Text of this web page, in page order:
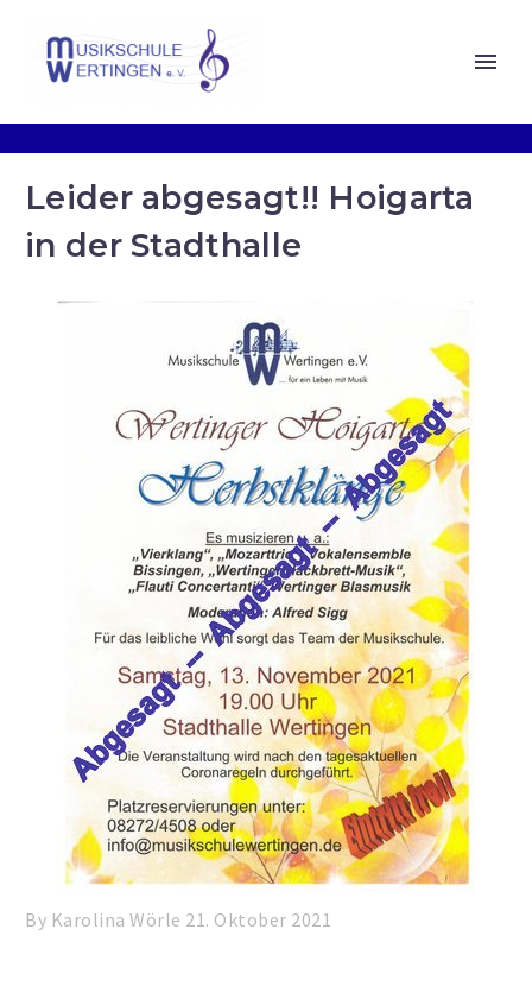
Leider abgesagt!! Hoigarta
in der Stadthalle
By Karolina Wörle 21. Oktober 2021